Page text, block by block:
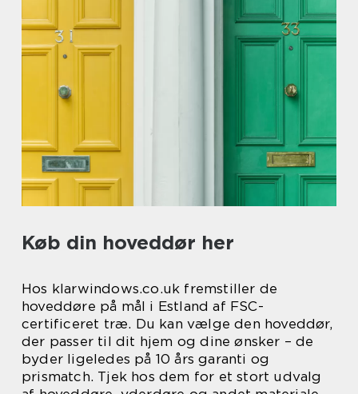
Køb din hoveddør her
Hos klarwindows.co.uk fremstiller de
hoveddøre på mål i Estland af FSC-
certificeret træ. Du kan vælge den hoveddør,
der passer til dit hjem og dine ønsker – de
byder ligeledes på 10 års garanti og
prismatch. Tjek hos dem for et stort udvalg